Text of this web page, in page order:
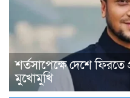
শর্তসাপেক্ষে দেশে ফিরতে
মুখোমুখি